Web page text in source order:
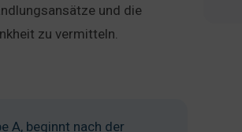
und die
zu vermitteln.
A, beginnt nach der